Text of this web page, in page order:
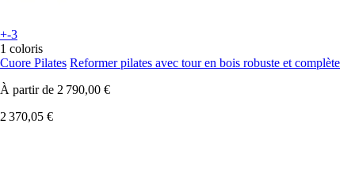
+-3
1 coloris
Cuore Pilates Reformer pilates avec tour en bois robuste et complète
À partir de 2 790,00 €
2 370,05 €